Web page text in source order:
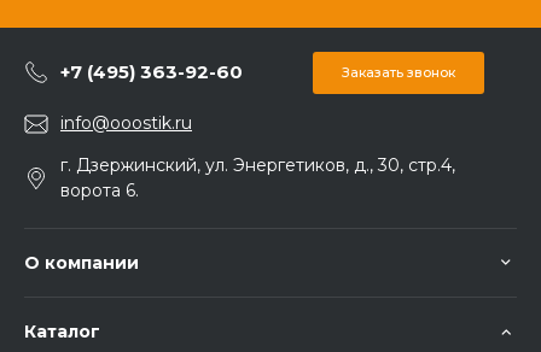
+7 (495) 363-92-60 Заказать звонок
info@ooostik.ru
г. Дзержинский, ул. Энергетиков, д., 30, стр.4,
ворота 6.
О компании
Каталог